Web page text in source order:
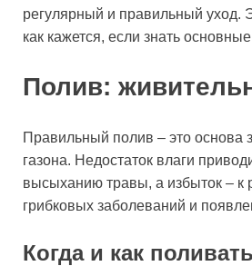
регулярный и правильный уход.
как кажется, если знать
Полив:
Правильный полив – это основа
газона. Недостаток влаги
высыханию травы, а избыток – к
грибковых заболеваний и
Когда и как